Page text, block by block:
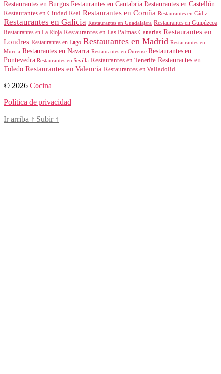
Restaurantes en Burgos Restaurantes en Cantabria Restaurantes en Castellón
Restaurantes en Ciudad Real Restaurantes en Coruña Restaurantes en Cádiz
Restaurantes en Galicia Restaurantes en Guadalajara Restaurantes en Guipúzcoa
Restaurantes en La Rioja Restaurantes en Las Palmas Canarias Restaurantes en
Londres Restaurantes en Lugo Restaurantes en Madrid Restaurantes en
Murcia Restaurantes en Navarra Restaurantes en Ourense Restaurantes en
Pontevedra Restaurantes en Sevilla Restaurantes en Tenerife Restaurantes en
Toledo Restaurantes en Valencia Restaurantes en Valladolid
© 2026 Cocina
Política de privacidad
Ir arriba ↑ Subir ↑